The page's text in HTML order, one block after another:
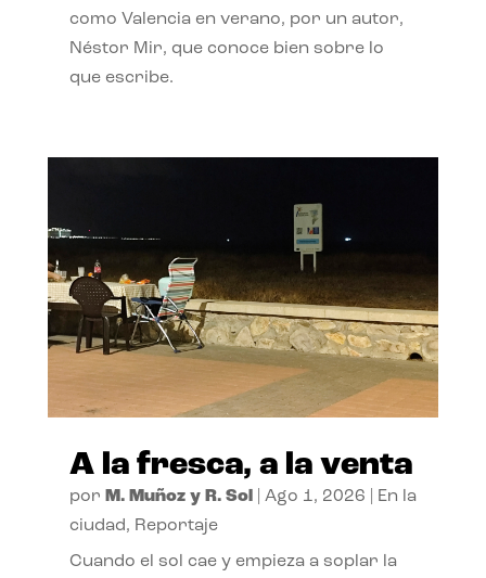
como Valencia en verano, por un autor,
Néstor Mir, que conoce bien sobre lo
que escribe.
A la fresca, a la venta
por M. Muñoz y R. Sol| Ago 1, 2026
En la
ciudad, Reportaje
Cuando el sol cae y empieza a soplar la